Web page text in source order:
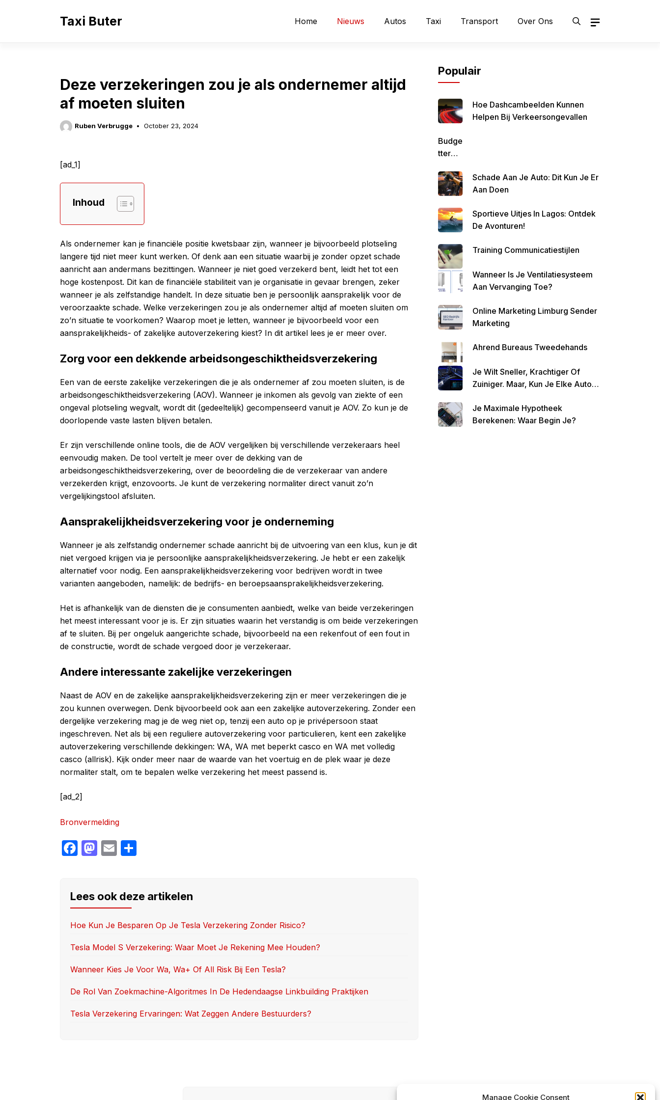
Manage Cookie Consent
Taxi Buter Home Nieuws Autos Taxi Transport Over Ons
Deze verzekeringen zou je als ondernemer altijd
af moeten sluiten
Ruben Verbrugge October 23, 2024
[ad_1]
Inhoud
Als ondernemer kan je financiële positie kwetsbaar zijn, wanneer je bijvoorbeeld plotseling
langere tijd niet meer kunt werken. Of denk aan een situatie waarbij je zonder opzet schade
aanricht aan andermans bezittingen. Wanneer je niet goed verzekerd bent, leidt het tot een
hoge kostenpost. Dit kan de financiële stabiliteit van je organisatie in gevaar brengen, zeker
wanneer je als zelfstandige handelt. In deze situatie ben je persoonlijk aansprakelijk voor de
veroorzaakte schade. Welke verzekeringen zou je als ondernemer altijd af moeten sluiten om
zo’n situatie te voorkomen? Waarop moet je letten, wanneer je bijvoorbeeld voor een
aansprakelijkheids- of zakelijke autoverzekering kiest? In dit artikel lees je er meer over.
Zorg voor een dekkende arbeidsongeschiktheidsverzekering
Een van de eerste zakelijke verzekeringen die je als ondernemer af zou moeten sluiten, is de
arbeidsongeschiktheidsverzekering (AOV). Wanneer je inkomen als gevolg van ziekte of een
ongeval plotseling wegvalt, wordt dit (gedeeltelijk) gecompenseerd vanuit je AOV. Zo kun je de
doorlopende vaste lasten blijven betalen.
Er zijn verschillende online tools, die de AOV vergelijken bij verschillende verzekeraars heel
eenvoudig maken. De tool vertelt je meer over de dekking van de
arbeidsongeschiktheidsverzekering, over de beoordeling die de verzekeraar van andere
verzekerden krijgt, enzovoorts. Je kunt de verzekering normaliter direct vanuit zo’n
vergelijkingstool afsluiten.
Aansprakelijkheidsverzekering voor je onderneming
Wanneer je als zelfstandig ondernemer schade aanricht bij de uitvoering van een klus, kun je dit
niet vergoed krijgen via je persoonlijke aansprakelijkheidsverzekering. Je hebt er een zakelijk
alternatief voor nodig. Een aansprakelijkheidsverzekering voor bedrijven wordt in twee
varianten aangeboden, namelijk: de bedrijfs- en beroepsaansprakelijkheidsverzekering.
Het is afhankelijk van de diensten die je consumenten aanbiedt, welke van beide verzekeringen
het meest interessant voor je is. Er zijn situaties waarin het verstandig is om beide verzekeringen
af te sluiten. Bij per ongeluk aangerichte schade, bijvoorbeeld na een rekenfout of een fout in
de constructie, wordt de schade vergoed door je verzekeraar.
Andere interessante zakelijke verzekeringen
Naast de AOV en de zakelijke aansprakelijkheidsverzekering zijn er meer verzekeringen die je
zou kunnen overwegen. Denk bijvoorbeeld ook aan een zakelijke autoverzekering. Zonder een
dergelijke verzekering mag je de weg niet op, tenzij een auto op je privépersoon staat
ingeschreven. Net als bij een reguliere autoverzekering voor particulieren, kent een zakelijke
autoverzekering verschillende dekkingen: WA, WA met beperkt casco en WA met volledig
casco (allrisk). Kijk onder meer naar de waarde van het voertuig en de plek waar je deze
normaliter stalt, om te bepalen welke verzekering het meest passend is.
[ad_2]
Bronvermelding
F
e
b
o
o
M
o
d
o
n
E
e
Lees ook deze artikelen
Hoe Kun Je Besparen Op Je Tesla Verzekering Zonder Risico?
Tesla Model S Verzekering: Waar Moet Je Rekening Mee Houden?
Wanneer Kies Je Voor Wa, Wa+ Of All Risk Bij Een Tesla?
De Rol Van Zoekmachine-Algoritmes In De Hedendaagse Linkbuilding Praktijken
Tesla Verzekering Ervaringen: Wat Zeggen Andere Bestuurders?
Populair
Hoe Dashcambeelden Kunnen
Helpen Bij Verkeersongevallen
Budge
Tteren
Belan
Grijk
Zo
Altijd
Over
Te
Houde
N
Schade Aan Je Auto: Dit Kun Je Er
Aan Doen
Sportieve Uitjes In Lagos: Ontdek
De Avonturen!
Training Communicatiestijlen
Wanneer Is Je Ventilatiesysteem
Aan Vervanging Toe?
Online Marketing Limburg Sender
Marketing
Ahrend Bureaus Tweedehands
Je Wilt Sneller, Krachtiger Of
Zuiniger. Maar, Kun Je Elke Auto
Je Maximale Hypotheek
Berekenen: Waar Begin Je?